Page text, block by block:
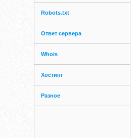
Robots.txt
Ответ сервера
Whois
Хостинг
Разное